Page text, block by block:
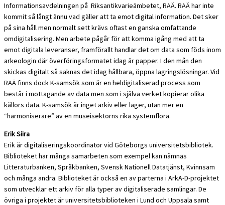
Informationsavdelningen på Riksantikvarieämbetet, RAÄ. RAÄ har inte
kommit så långt ännu vad gäller att ta emot digital information. Det sker
på sina håll men normalt sett krävs oftast en ganska omfattande
omdigitalisering. Men arbete pågår för att komma igång med att ta
emot digitala leveranser, framförallt handlar det om data som föds inom
arkeologin där överföringsformatet idag är papper. I den mån den
skickas digitalt så saknas det idag hållbara, öppna lagringslösningar. Vid
RAÄ finns dock K-samsök som är en heldigitaliserad process som
består i mottagande av data men som i själva verket kopierar olika
källors data. K-samsök är inget arkiv eller lager, utan mer en
“harmoniserare” av en museisektorns rika systemflora.
Erik Siira
Erik är digitaliseringskoordinator vid Göteborgs universitetsbibliotek.
Biblioteket har många samarbeten som exempel kan nämnas
Litteraturbanken, Språkbanken, Svensk Nationell Datatjänst, Kvinnsam
och många andra. Biblioteket är också en av parterna i ArkA-D-projektet
som utvecklar ett arkiv för alla typer av digitaliserade samlingar. De
övriga i projektet är universitetsbiblioteken i Lund och Uppsala samt